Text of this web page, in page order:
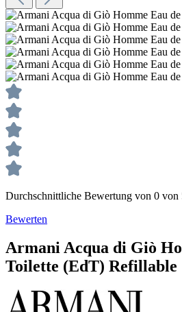
Durchschnittliche Bewertung von 0 von
Bewerten
ArmaniAcqua di Giò
Toilette (EdT) Refillable